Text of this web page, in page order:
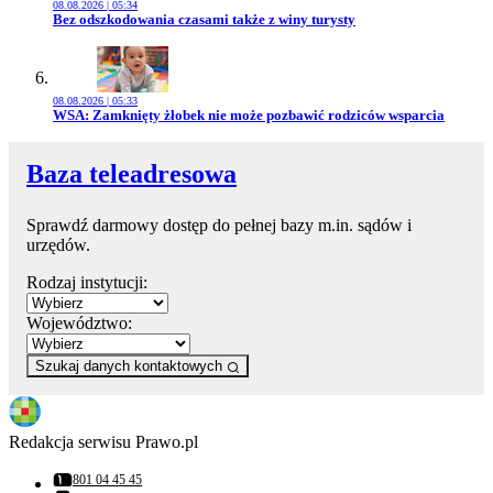
08.08.2026 | 05:34
Przejdź do artykułu:
Bez odszkodowania czasami także z winy turysty
08.08.2026 | 05:33
Przejdź do artykułu:
WSA: Zamknięty żłobek nie może pozbawić rodziców wsparcia
Baza teleadresowa
Sprawdź darmowy dostęp do pełnej bazy m.in. sądów i
urzędów.
Rodzaj instytucji:
Województwo:
Szukaj danych kontaktowych
Redakcja serwisu Prawo.pl
Numer telefonu:
801 04 45 45